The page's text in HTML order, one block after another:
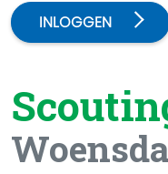
INLOGGEN